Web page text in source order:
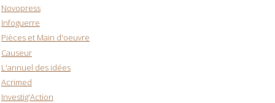
Novopress
Infoguerre
Pièces et Main d'oeuvre
Causeur
L'annuel des idées
Acrimed
Investig'Action